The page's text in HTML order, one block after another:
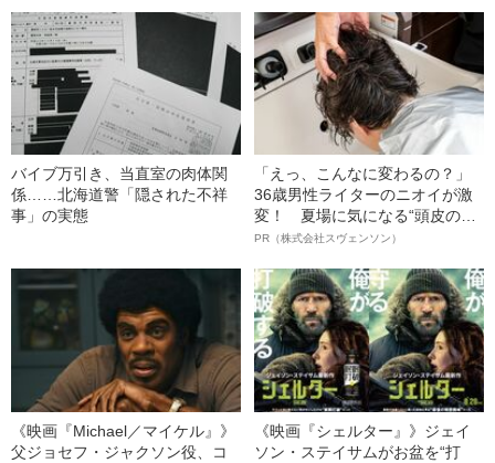
バイブ万引き、当直室の肉体関
係……北海道警「隠された不祥
事」の実態
「えっ、こんなに変わるの？」
36歳男性ライターのニオイが激
変！ 夏場に気になる“頭皮のニ
オイ”や“ベタつき”を解消す
ト”が生み出した徹底ケアとは
PR（株式会社スヴェンソン）
《映画『Michael／マイケル』》
父ジョセフ・ジャクソン役、コ
《映画『シェルター』》ジェイ
ソン・ステイサムがお盆を“打